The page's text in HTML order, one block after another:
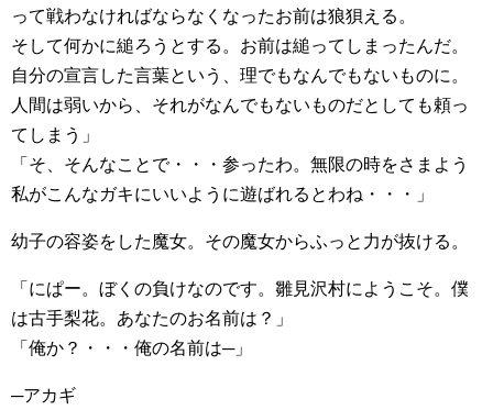
って戦わなければならなくなったお前は狼狽える。
そして何かに縋ろうとする。お前は縋ってしまったんだ。
自分の宣言した言葉という、理でもなんでもないものに。
人間は弱いから、それがなんでもないものだとしても頼っ
てしまう」
「そ、そんなことで・・・参ったわ。無限の時をさまよう
私がこんなガキにいいように遊ばれるとわね・・・」
幼子の容姿をした魔女。その魔女からふっと力が抜ける。
「にぱー。ぼくの負けなのです。雛見沢村にようこそ。僕
は古手梨花。あなたのお名前は？」
「俺か？・・・俺の名前は─」
─アカギ